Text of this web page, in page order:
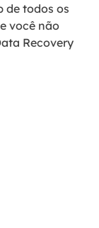
de todos os
você não
Recovery